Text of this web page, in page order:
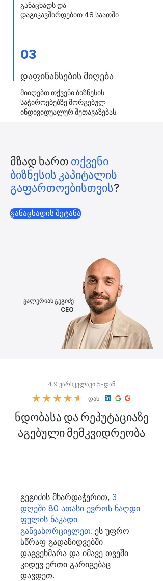
განაცხადს და
დაგიკავშირდებით 48 საათში.
03
დაფინანსების მიღება
მიიღებთ თქვენი ბიზნესის
საჭიროებებზე მორგებულ
ინდივიდუალურ შეთავაზებას.
მზად ხართ თქვენი
ბიზნესის კაპიტალის
გაფართოებისთვის?
განაცხადის შეტანა
ვალერიან გეგიძე
CEO
4.9 ვარსკვლავი 5-დან
-დან
ნდობასა და რეპუტაციაზე
აგებული მემკვიდრეობა
გეგიძის მხარდაჭერით, 3
დღეში 80 ათასი ევროს ნაღდი
ფულის ნაკადი
განვახორციელეთ. ეს უფრო
სწრაფ გადაზიდვებში
დაგვეხმარა და იმავე თვეში
კიდევ ერთი გარიგებაც
დავდეთ.